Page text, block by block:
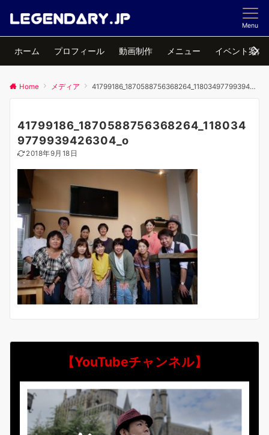
Menu
ホーム プロフィール 動画制作 メニュー イベント案内
Home メディア 41799186_1870588756368264_1180349779939426304_o
41799186_1870588756368264_118034
9779939426304_o
2018年9月18日
【YouTubeチャンネル】